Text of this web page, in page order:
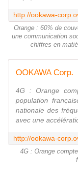
Orange : 60% de
une communication
chiffres en
OOKAWA Corp.
4G : Orange
population
nationale des
avec une
4G : Orange